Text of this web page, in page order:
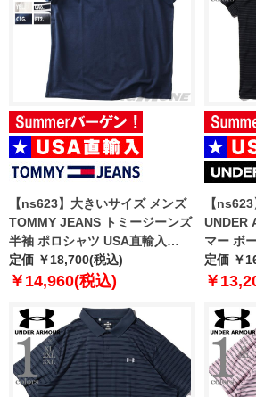
【ns623】大きいサイズ メンズ
TOMMY JEANS トミージーンズ
半袖 ポロシャツ USA直輸入
dm0dm20676
定価 ￥18,700(税込)
￥14,960(税込)
【
UNDER
マー ボ
USA直
定価 ￥
￥